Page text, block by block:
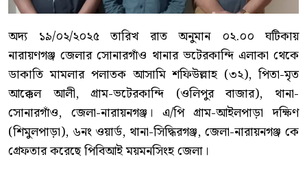
অদ্য ১৯/০২/২০২৫ তারিখ রাত অনুমান ০২.০০ ঘটিকায়
নারায়ণগঞ্জ জেলার সোনারগাঁও থানার ভটেরকান্দি এলাকা থেকে
ডাকাতি মামলার পলাতক আসামি শফিউল্লাহ (৩২), পিতা-মৃত
আক্কেল আলী, গ্রাম-ভটেরকান্দি (ওলিপুর বাজার), থানা-
সোনারগাঁও, জেলা-নারায়নগঞ্জ। এ/পি গ্রাম-আইলপাড়া দক্ষিণ
(শিমুলপাড়া), ৬নং ওয়ার্ড, থানা-সিদ্ধিরগঞ্জ, জেলা-নারায়নগঞ্জ কে
গ্রেফতার করেছে পিবিআই ময়মনসিংহ জেলা।